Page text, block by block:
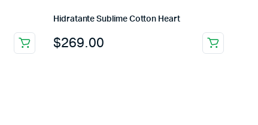
Hidratante Sublime Cotton Heart
$269.00